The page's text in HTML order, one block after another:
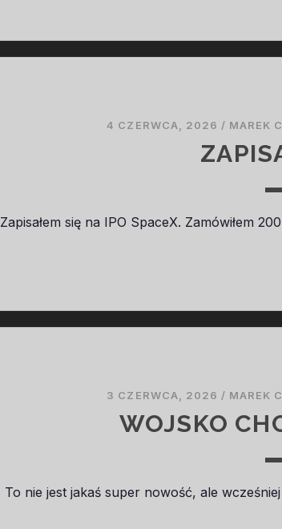
4 CZERWCA, 2026 / MAREK
Zapisałem się na IPO SpaceX. Zamówiłem
3 CZERWCA, 2026 / MAREK
WOJSKO
To nie jest jakaś super nowość, ale